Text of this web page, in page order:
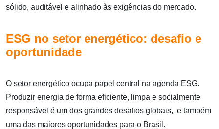
sólido, auditável e alinhado às exigências do mercado.
ESG no setor energético: desafio e
oportunidade
O setor energético ocupa papel central na agenda ESG.
Produzir energia de forma eficiente, limpa e socialmente
responsável é um dos grandes desafios globais, e também
uma das maiores oportunidades para o Brasil.